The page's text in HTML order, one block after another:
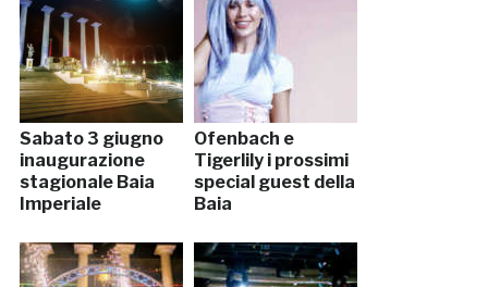
Sabato 3 giugno
inaugurazione
stagionale Baia
Imperiale
Ofenbach e
Tigerlily i prossimi
special guest della
Baia